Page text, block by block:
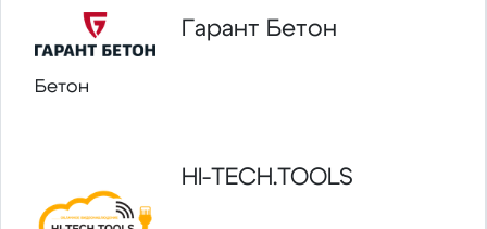
Гарант Бетон
Бетон
HI-TECH.TOOLS